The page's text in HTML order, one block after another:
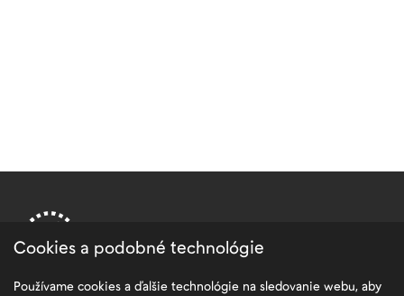
Cookies a podobné technológie
Používame cookies a ďalšie technológie na sledovanie webu, aby